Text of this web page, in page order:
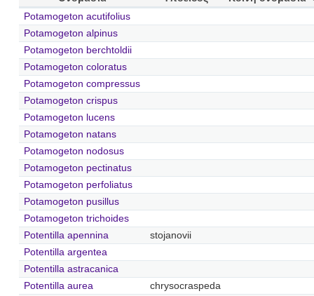
Potamogeton acutifolius
Potamogeton alpinus
Potamogeton berchtoldii
Potamogeton coloratus
Potamogeton compressus
Potamogeton crispus
Potamogeton lucens
Potamogeton natans
Potamogeton nodosus
Potamogeton pectinatus
Potamogeton perfoliatus
Potamogeton pusillus
Potamogeton trichoides
Potentilla apennina
stojanovii
Potentilla argentea
Potentilla astracanica
Potentilla aurea
chrysocraspeda